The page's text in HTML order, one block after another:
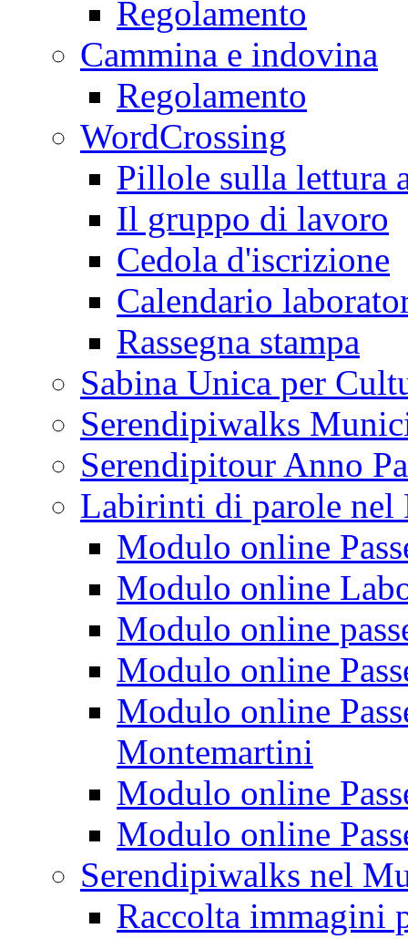
Regolamento
Cammina e indovina
Regolamento
WordCrossing
Pillole sulla lettura
Il gruppo di lavoro
Cedola d'iscrizione
Calendario
Rassegna stampa
Sabina Unica per
Serendipiwalks
Serendipitour Anno
Labirinti di parole
Modulo online
Modulo online
Modulo online
Modulo online
Modulo online
Montemartini
Modulo online
Modulo online
Serendipiwalks nel
Raccolta immagini